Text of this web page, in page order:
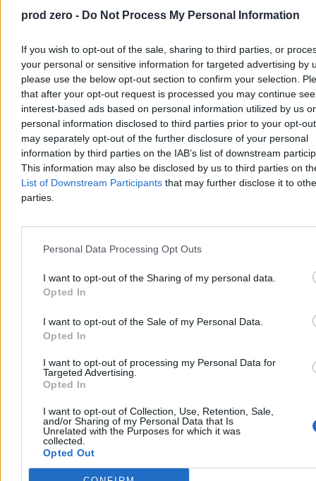
prod zero - Do Not Process My Personal Information
If you wish to opt-out of the sale, sharing to third parties, or
your personal or sensitive information for targeted advertising by
please use the below opt-out section to confirm your selection.
that after your opt-out request is processed you may continue
interest-based ads based on personal information utilized by us or
personal information disclosed to third parties prior to your opt-
may separately opt-out of the further disclosure of your personal
information by third parties on the IAB’s list of downstream
This information may also be disclosed by us to third parties on
List of Downstream Participants that may further disclose it to
parties.
Personal Data Processing Opt Outs
I want to opt-out of the Sharing of my personal data.
Opted In
I want to opt-out of the Sale of my Personal Data.
Opted In
I want to opt-out of processing my Personal Data for
Targeted Advertising.
Opted In
I want to opt-out of Collection, Use, Retention, Sale,
and/or Sharing of my Personal Data that Is
Unrelated with the Purposes for which it was
collected.
Opted Out
USA brakuje broni? Trump miał zażądać
wyjaśnień od szefa Pentagonu
Stany Zjednoczone zmagają się z poważnym deficytem uzbrojenia,
co bezpośrednio wpływa na ich działania zbrojne. Z doniesień prasy
wynika, że Donald Trump wyraził głębokie niezadowolenie z
powodu niepełnych informacji o stanie magazynów. Biały Dom
kategorycznie odrzuca te ustalenia.
Agnieszka Waś-Turecka
Reklama
Reklama